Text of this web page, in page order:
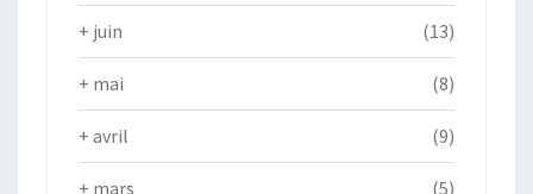
+ juin (13)
+ mai (8)
+ avril (9)
+ mars (5)